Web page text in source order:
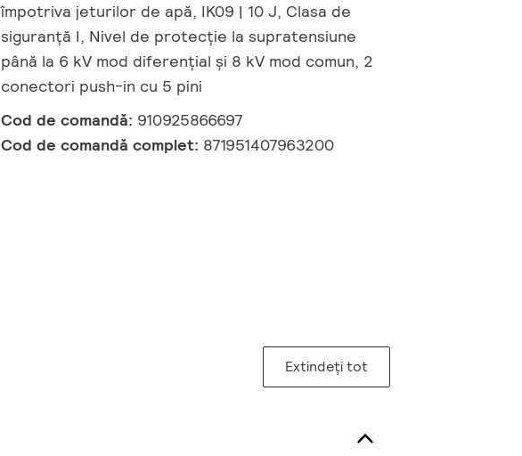
împotriva jeturilor de apă, IK09 | 10 J, Clasa de
siguranță I, Nivel de protecție la supratensiune
până la 6 kV mod diferențial și 8 kV mod comun, 2
conectori push-in cu 5 pini
Cod de comandă: 910925866697
Cod de comandă complet: 871951407963200
Extindeți tot